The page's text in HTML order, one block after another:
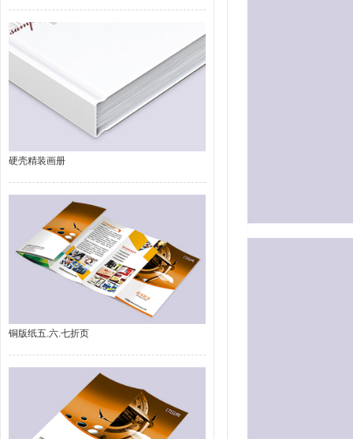
硬壳精装画册
铜版纸五.六.七折页